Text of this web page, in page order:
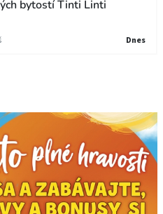
bytostí Tinti Linti
Dnes